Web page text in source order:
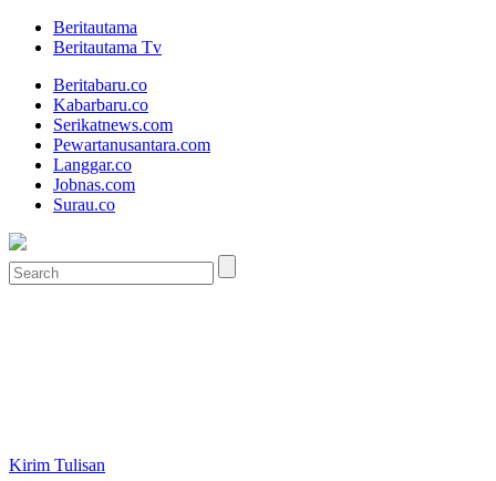
Beritautama
Beritautama Tv
Beritabaru.co
Kabarbaru.co
Serikatnews.com
Pewartanusantara.com
Langgar.co
Jobnas.com
Surau.co
Kirim Tulisan